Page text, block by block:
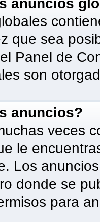
anuncios
que sea
Panel de
son
anuncios?
veces
le
Los
donde se
para